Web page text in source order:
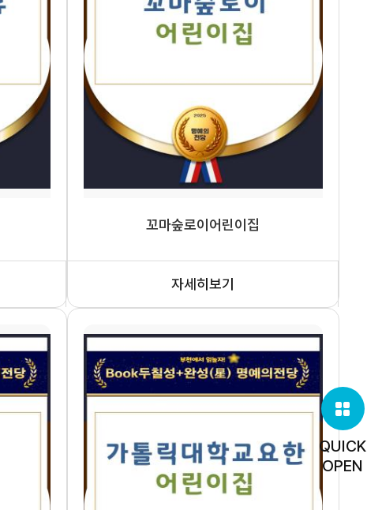
꼬마숲로이어린이집
자세히보기
QUICK
OPEN